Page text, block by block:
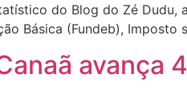
do Blog do Zé Dudu,
Básica (Fundeb),
avança